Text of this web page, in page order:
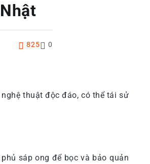
825 0
thuật độc đáo, có thể tái sử
sáp ong để bọc và bảo quản